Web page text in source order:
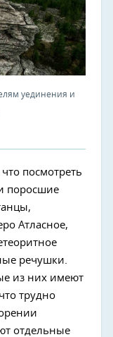
уединения и
посмотреть
поросшие
Атласное,
речушки.
из них имеют
трудно
отдельные